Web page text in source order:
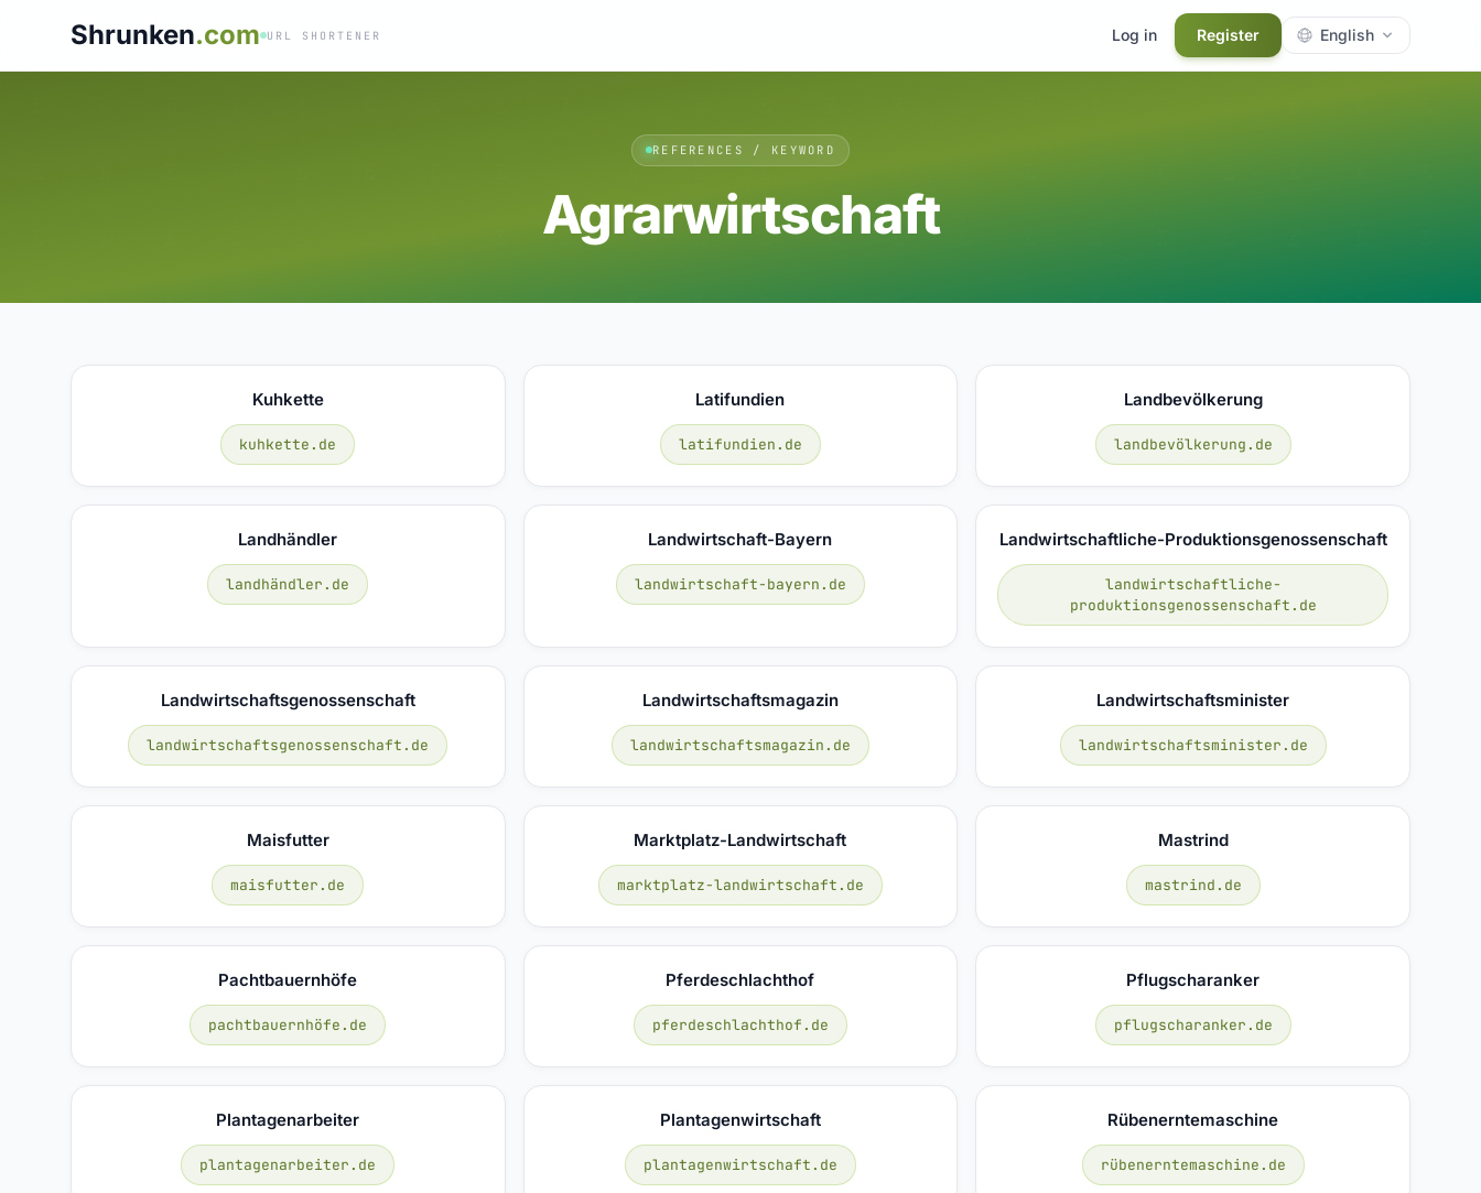
Shrunken.com URL SHORTENER Log in Register English
REFERENCES / KEYWORD
Agrarwirtschaft
Kuhkette
kuhkette.de
Latifundien
latifundien.de
Landbevölkerung
landbevölkerung.de
Landhändler
landhändler.de
Landwirtschaft-Bayern
landwirtschaft-bayern.de
Landwirtschaftliche-Produktionsgenossenschaft
landwirtschaftliche-
produktionsgenossenschaft.de
Landwirtschaftsgenossenschaft
landwirtschaftsgenossenschaft.de
Landwirtschaftsmagazin
landwirtschaftsmagazin.de
Landwirtschaftsminister
landwirtschaftsminister.de
Maisfutter
maisfutter.de
Marktplatz-Landwirtschaft
marktplatz-landwirtschaft.de
Mastrind
mastrind.de
Pachtbauernhöfe
pachtbauernhöfe.de
Pferdeschlachthof
pferdeschlachthof.de
Pflugscharanker
pflugscharanker.de
Plantagenarbeiter
plantagenarbeiter.de
Plantagenwirtschaft
plantagenwirtschaft.de
Rübenerntemaschine
rübenerntemaschine.de